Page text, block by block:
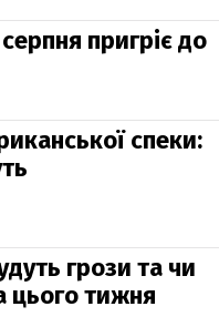
пригріє до
спеки:
грози та чи
цього тижня